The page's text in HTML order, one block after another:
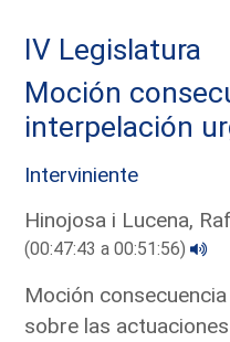
IV Legislatura
Moción
interpelación
Interviniente
Hinojosa i Lucena,
(00:47:43 a 00:51:56)
Moción
sobre las